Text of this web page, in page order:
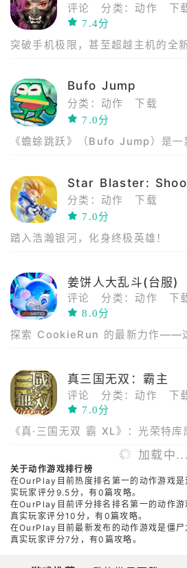
评论 分类：动作 下
7.4分
突破手机极限，甚至超越主机的全
Bufo Jump
分类：动作 下载
7.0分
《蟾蜍跳跃》（Bufo Jump）是一
分类：动作 下载
7.0分
踏入浩瀚银河，化身终极英雄！
姜饼人大乱斗(台服)
评论 分类：动作 下
8.0分
探索 CookieRun 的最新力作——
真三国无双：霸主
评论 分类：动作 下
7.0分
《真·三国无双 霸 XL》：光荣特
加载中...
关于动作游戏排行榜
在OurPlay目前热度排名第一的动作游戏
实玩家评分9.5分，有0篇攻略。
在OurPlay目前评分排名排名第一的动作
真实玩家评分10分，有0篇攻略。
在OurPlay目前最新发布的动作游戏是僵
真实玩家评分7分，有0篇攻略。